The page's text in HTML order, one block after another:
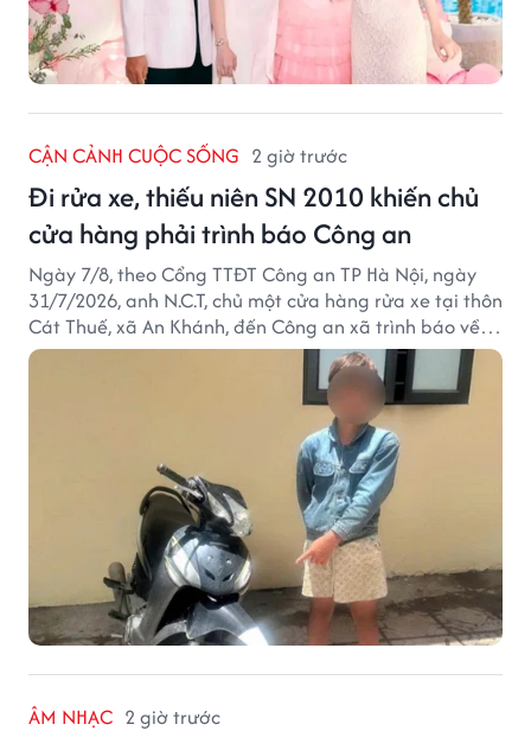
CẬN CẢNH CUỘC SỐNG 2 giờ trước
Đi rửa xe, thiếu niên SN 2010 khiến chủ
cửa hàng phải trình báo Công an
Ngày 7/8, theo Cổng TTĐT Công an TP Hà Nội, ngày
31/7/2026, anh N.C.T, chủ một cửa hàng rửa xe tại thôn
Cát Thuế, xã An Khánh, đến Công an xã trình báo về
việc bị mất trộm chiếc xe máy Honda Wave. Trong cốp
xe còn có nhiều giấy tờ cá nhân và khoảng 1,2 triệu
ÂM NHẠC 2 giờ trước